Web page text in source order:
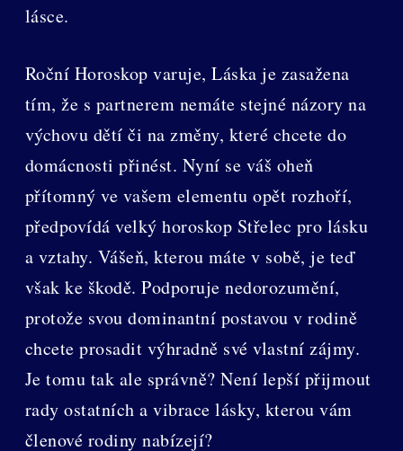
lásce.
Roční Horoskop varuje, Láska je zasažena
tím, že s partnerem nemáte stejné názory na
výchovu dětí či na změny, které chcete do
domácnosti přinést. Nyní se váš oheň
přítomný ve vašem elementu opět rozhoří,
předpovídá velký horoskop Střelec pro lásku
a vztahy. Vášeň, kterou máte v sobě, je teď
však ke škodě. Podporuje nedorozumění,
protože svou dominantní postavou v rodině
chcete prosadit výhradně své vlastní zájmy.
Je tomu tak ale správně? Není lepší přijmout
rady ostatních a vibrace lásky, kterou vám
členové rodiny nabízejí?